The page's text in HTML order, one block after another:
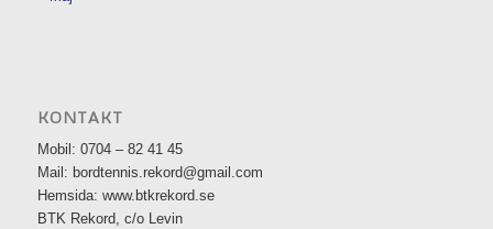
KONTAKT
Mobil: 0704 – 82 41 45
Mail: bordtennis.rekord@gmail.com
Hemsida: www.btkrekord.se
BTK Rekord, c/o Levin